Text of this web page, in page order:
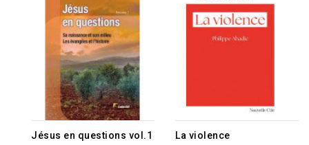
Jésus en questions vol.1 La violence